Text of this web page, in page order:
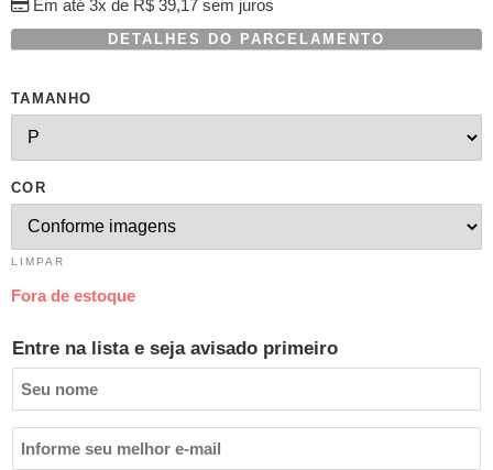
Em até 3x de R$39,17sem juros
DETALHES DO PARCELAMENTO
TAMANHO
COR
LIMPAR
Fora de estoque
Entre na lista e seja avisado primeiro